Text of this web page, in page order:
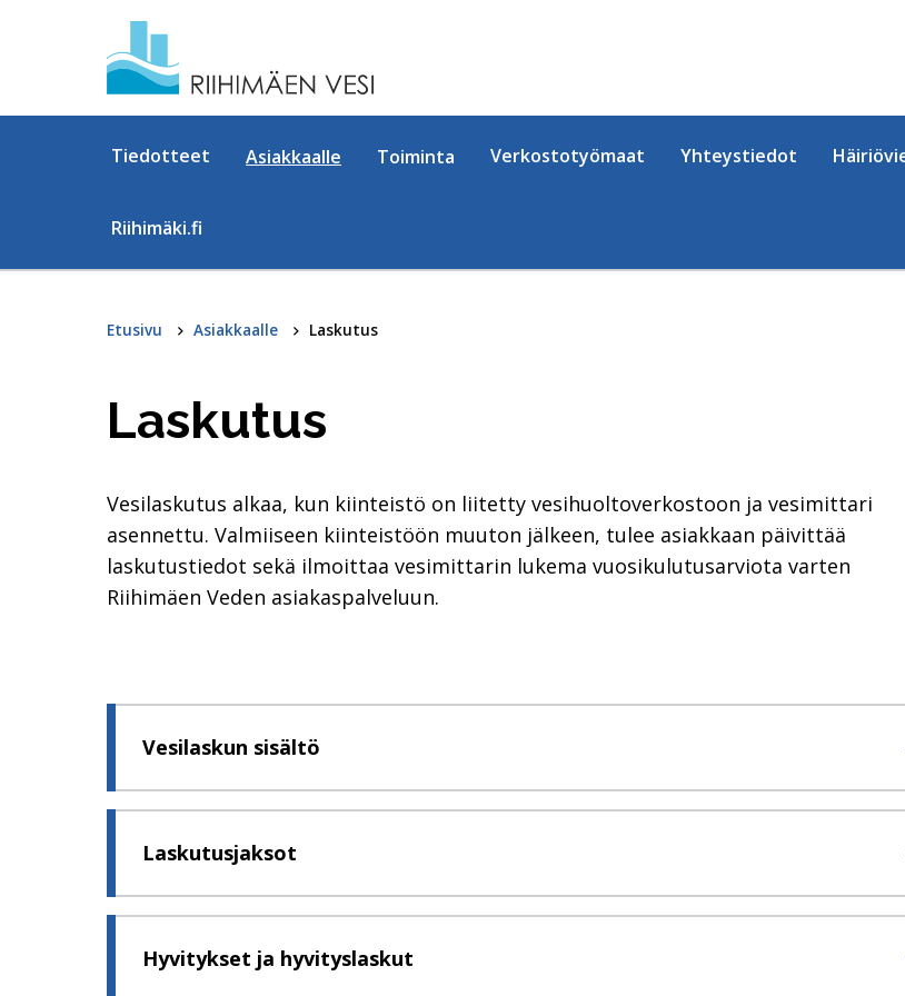
Hyppää sisältöön
Tiedotteet Asiakkaalle Toiminta Verkostotyömaat Yhteystiedot
Riihimäki.fi
Etusivu Asiakkaalle Laskutus
Laskutus
Vesilaskutus alkaa, kun kiinteistö on liitetty vesihuoltoverkostoon ja vesimittari
asennettu. Valmiiseen kiinteistöön muuton jälkeen, tulee asiakkaan päivittää
laskutustiedot sekä ilmoittaa vesimittarin lukema vuosikulutusarviota varten
Riihimäen Veden asiakaspalveluun.
Vesilaskun sisältö
Laskutusjaksot
Hyvitykset ja hyvityslaskut